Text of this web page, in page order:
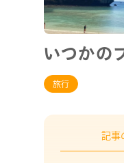
いつかの
旅行
記事